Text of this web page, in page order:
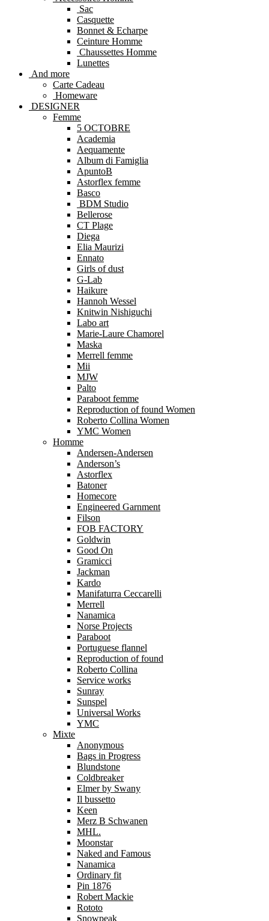
Sac
Casquette
Bonnet & Echarpe
Ceinture Homme
Chaussettes Homme
Lunettes
And more
Carte Cadeau
Homeware
DESIGNER
Femme
5 OCTOBRE
Academia
Aequamente
Album di Famiglia
ApuntoB
Astorflex femme
Basco
BDM Studio
Bellerose
CT Plage
Diega
Elia Maurizi
Ennato
Girls of dust
G-Lab
Haikure
Hannoh Wessel
Knitwin Nishiguchi
Labo art
Marie-Laure Chamorel
Maska
Merrell femme
Mii
MJW
Palto
Paraboot femme
Reproduction of found Women
Roberto Collina Women
YMC Women
Homme
Andersen-Andersen
Anderson’s
Astorflex
Batoner
Homecore
Engineered Garnment
Filson
FOB FACTORY
Goldwin
Good On
Gramicci
Jackman
Kardo
Manifaturra Ceccarelli
Merrell
Nanamica
Norse Projects
Paraboot
Portuguese flannel
Reproduction of found
Roberto Collina
Service works
Sunray
Sunspel
Universal Works
YMC
Mixte
Anonymous
Bags in Progress
Blundstone
Coldbreaker
Elmer by Swany
Il bussetto
Keen
Merz B Schwanen
MHL.
Moonstar
Naked and Famous
Nanamica
Ordinary fit
Pin 1876
Robert Mackie
Rototo
Snowpeak